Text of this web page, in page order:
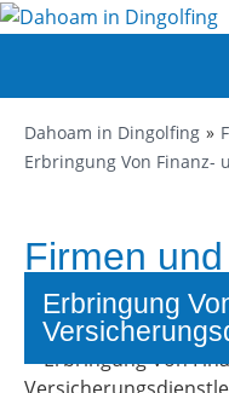
Dahoam in Dingolfing
Erbringung Von Finanz-
Firmen
Dingolfing
Erbringung